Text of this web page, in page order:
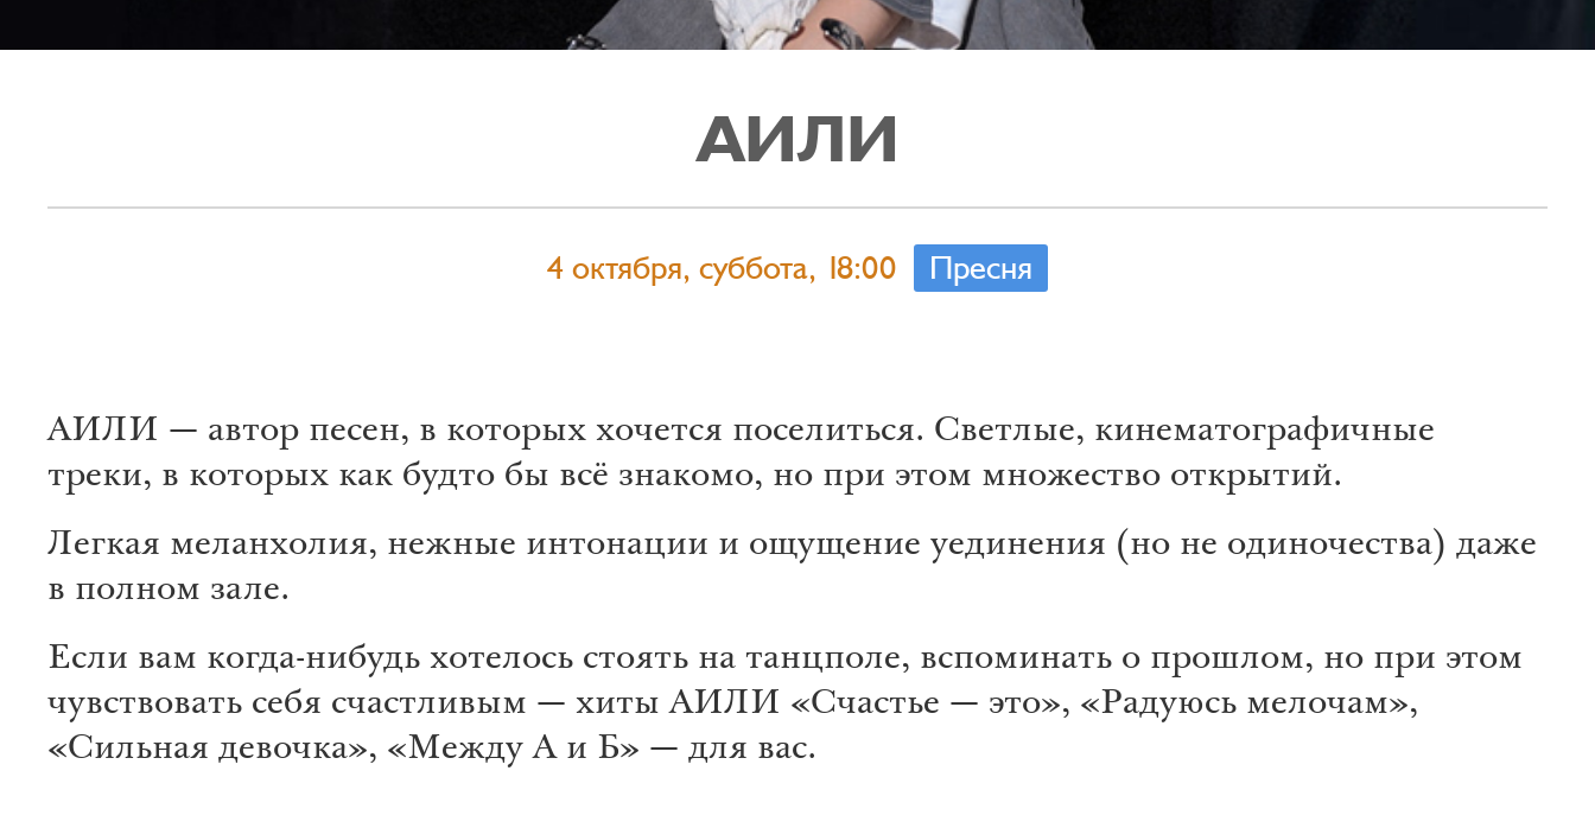
АИЛИ
4 октября, суббота, 18:00 Пресня
АИЛИ — автор песен, в которых хочется поселиться. Светлые, кинематографичные
треки, в которых как будто бы всё знакомо, но при этом множество открытий.
Легкая меланхолия, нежные интонации и ощущение уединения (но не одиночества) даже
в полном зале.
Если вам когда-нибудь хотелось стоять на танцполе, вспоминать о прошлом, но при этом
чувствовать себя счастливым — хиты АИЛИ «Счастье — это», «Радуюсь мелочам»,
«Сильная девочка», «Между А и Б» — для вас.